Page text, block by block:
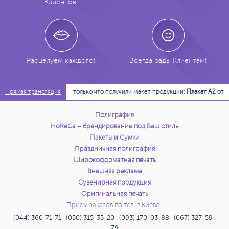
120 шт. 656 грн.
140 шт. 826 грн. Заказать
833 грн. Заказать
924 грн. Заказать
928 грн. Заказать
932 грн. Заказать
Клиентов!
Расцелуем каждого! Всегда рады Клиентам!
Прямая трансляция
12:29:37 Мы только что получили макет продукции:Плакат А2 от
Полиграфия
HoReCa – брендирование под Ваш стиль
Пакеты и Сумки
Праздничная полиграфия
Широкоформатная печать
Внешняя реклама
Сувенирная продукция
Оригинальная печать
Прием заказов по тел. в Киеве :
(044) 360-71-71 (050) 315-35-20 (093) 170-03-88 (067) 327-59-